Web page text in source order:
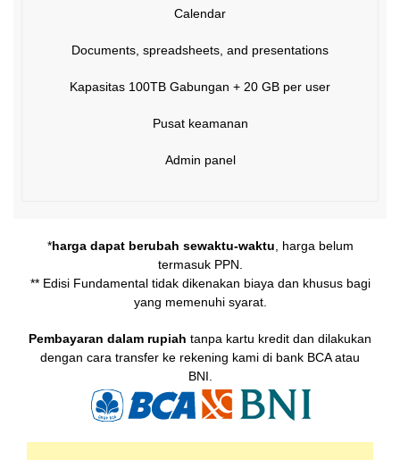
Calendar
Documents, spreadsheets, and presentations
Kapasitas 100TB Gabungan + 20 GB per user
Pusat keamanan
Admin panel
*harga dapat berubah sewaktu-waktu , harga belum
termasuk PPN.
** Edisi Fundamental tidak dikenakan biaya dan khusus bagi
yang memenuhi syarat.
Pembayaran dalam rupiah tanpa kartu kredit dan dilakukan
dengan cara transfer ke rekening kami di bank BCA atau
BNI.